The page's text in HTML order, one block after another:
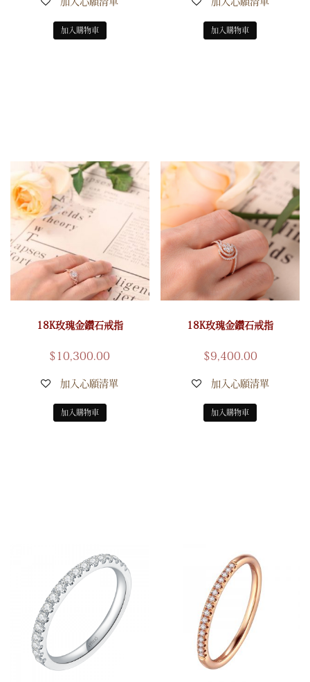
加入購物車 加入購物車
18K玫瑰金鑽石戒指
$ 10,300.00
加入心願清單
加入購物車
18K玫瑰金鑽石戒指
$9,400.00
加入心願清單
加入購物車